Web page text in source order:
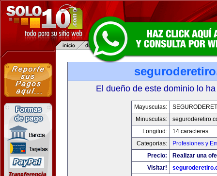
El dueño de este dominio lo
Mayusculas:
Minusculas:
Longitud:
14 caracteres
Categorias:
Profesiones y
Precio:
Realizar una
Visitar!